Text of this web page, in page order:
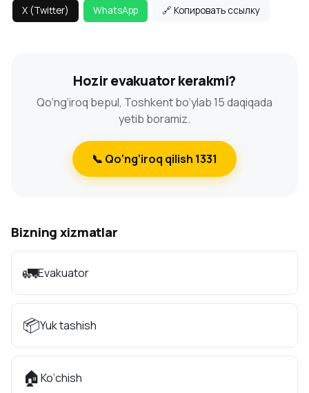
X (Twitter) WhatsApp 🔗 Копировать ссылку
Hozir evakuator kerakmi?
Qo‘ng‘iroq bepul, Toshkent bo‘ylab 15 daqiqada
yetib boramiz.
📞 Qo‘ng‘iroq qilish 1331
Bizning xizmatlar
🚛Evakuator
📦Yuk tashish
🏠Ko‘chish